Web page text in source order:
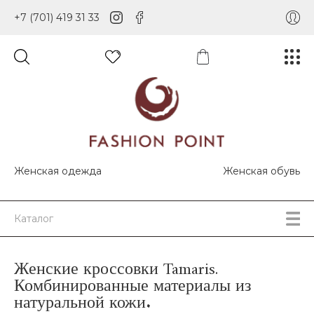
+7 (701) 419 31 33
Женская одежда Женская обувь
Каталог
Женские кроссовки Tamaris.
Комбинированные материалы из
натуральной кожи.